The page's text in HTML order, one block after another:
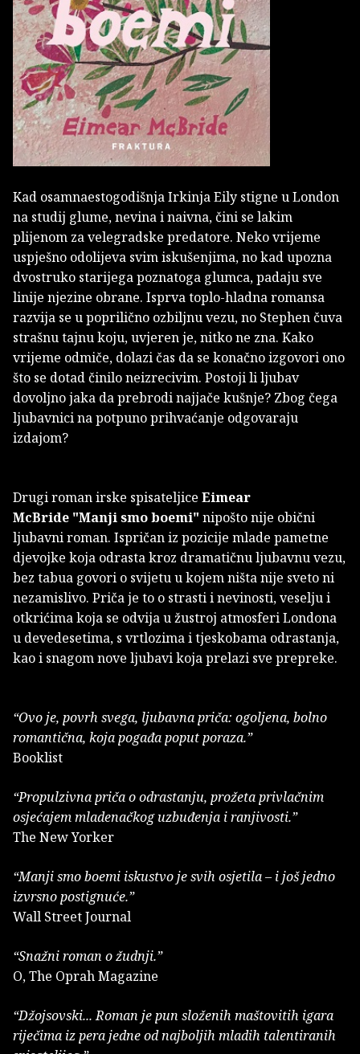
Kad osamnaestogodišnja Irkinja Eily stigne u London
na studij glume, nevina i naivna, čini se lakim
plijenom za velegradske predatore. Neko vrijeme
uspješno odolijeva svim iskušenjima, no kad upozna
dvostruko starijega poznatoga glumca, padaju sve
linije njezine obrane. Isprva toplo-hladna romansa
razvija se u poprilično ozbiljnu vezu, no Stephen čuva
strašnu tajnu koju, uvjeren je, nitko ne zna. Kako
vrijeme odmiče, dolazi čas da se konačno izgovori ono
što se dotad činilo neizrecivim. Postoji li ljubav
dovoljno jaka da prebrodi najjače kušnje? Zbog čega
ljubavnici na potpuno prihvaćanje odgovaraju
izdajom?
Drugi roman irske spisateljice Eimear
McBride "Manji smo boemi" nipošto nije obični
ljubavni roman. Ispričan iz pozicije mlade pametne
djevojke koja odrasta kroz dramatičnu ljubavnu vezu,
bez tabua govori o svijetu u kojem ništa nije sveto ni
nezamislivo. Priča je to o strasti i nevinosti, veselju i
otkrićima koja se odvija u žustroj atmosferi Londona
u devedesetima, s vrtlozima i tjeskobama odrastanja,
kao i snagom nove ljubavi koja prelazi sve prepreke.
“Ovo je, povrh svega, ljubavna priča: ogoljena, bolno
romantična, koja pogađa poput poraza.”
Booklist
“Propulzivna priča o odrastanju, prožeta privlačnim
osjećajem mladenačkog uzbuđenja i ranjivosti.”
The New Yorker
“Manji smo boemi iskustvo je svih osjetila – i još jedno
izvrsno postignuće.”
Wall Street Journal
“Snažni roman o žudnji.”
O, The Oprah Magazine
“Džojsovski... Roman je pun složenih maštovitih igara
riječima iz pera jedne od najboljih mladih talentiranih